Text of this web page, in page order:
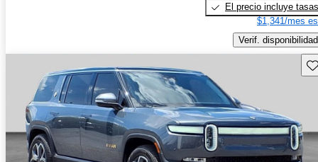
El precio incluye tasas
$1,341/mes
Verif. disponibilidad